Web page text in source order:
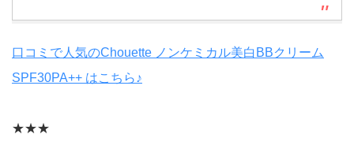
口コミで人気のChouette ノンケミカル美白BBクリーム
SPF30PA++ はこちら♪
★★★